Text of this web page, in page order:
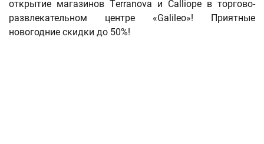
открытие магазинов Тerranova и Calliope в торгово-
развлекательном центре «Galileo»! Приятные
новогодние скидки до 50%!